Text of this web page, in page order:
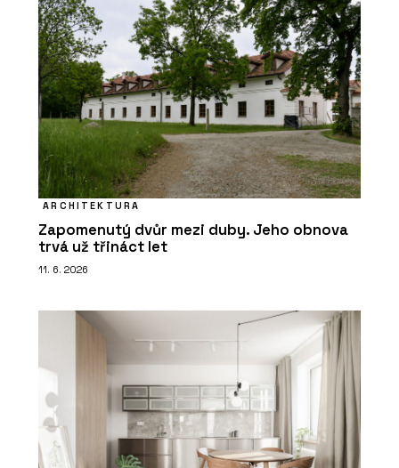
ARCHITEKTURA
Zapomenutý dvůr mezi duby. Jeho obnova
trvá už třináct let
11. 6. 2026